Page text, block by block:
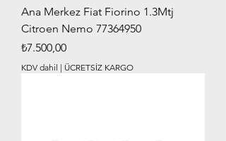
Ana Merkez Fiat Fiorino 1.3Mtj
Citroen Nemo 77364950
Fiyat
₺7.500,00
KDV dahil | ÜCRETSİZ KARGO